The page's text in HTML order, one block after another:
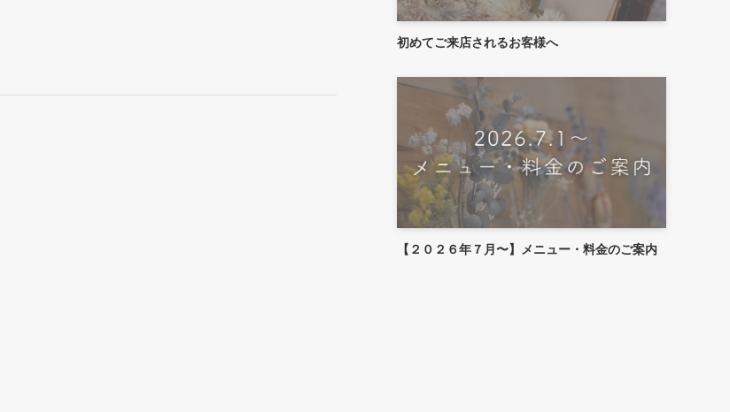
初めてご来店されるお客様へ
【２０２６年７月〜】メニュー・料金のご案内